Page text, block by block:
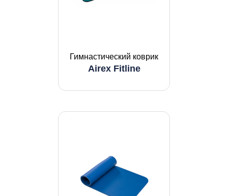
Гимнастический коврик
Airex Fitline